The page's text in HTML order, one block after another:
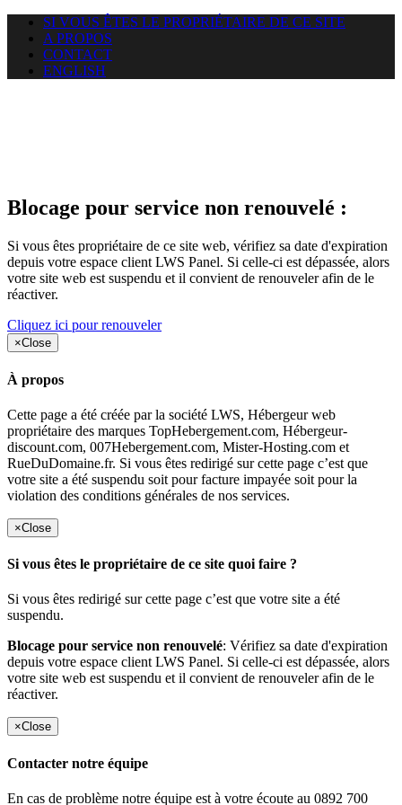
SI VOUS ÊTES LE PROPRIÉTAIRE DE CE SITE
A PROPOS
CONTACT
ENGLISH
Blocage pour service non renouvelé :
Si vous êtes propriétaire de ce site web, vérifiez sa date d'expiration
depuis votre espace client LWS Panel. Si celle-ci est dépassée, alors
votre site web est suspendu et il convient de renouveler afin de le
réactiver.
Cliquez ici pour renouveler
×Close
À propos
Cette page a été créée par la société LWS, Hébergeur web
propriétaire des marques TopHebergement.com, Hébergeur-
discount.com, 007Hebergement.com, Mister-Hosting.com et
RueDuDomaine.fr. Si vous êtes redirigé sur cette page c’est que
votre site a été suspendu soit pour facture impayée soit pour la
violation des conditions générales de nos services.
×Close
Si vous êtes le propriétaire de ce site quoi faire ?
Si vous êtes redirigé sur cette page c’est que votre site a été
suspendu.
Blocage pour service non renouvelé: Vérifiez sa date d'expiration
depuis votre espace client LWS Panel. Si celle-ci est dépassée, alors
votre site web est suspendu et il convient de renouveler afin de le
réactiver.
×Close
Contacter notre équipe
En cas de problème notre équipe est à votre écoute au 0892 700